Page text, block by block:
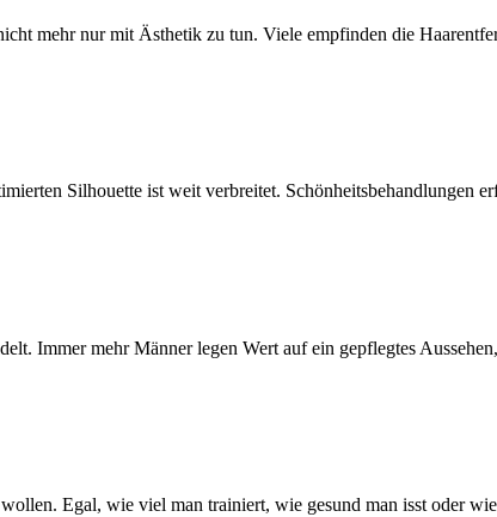
mehr nur mit Ästhetik zu tun. Viele empfinden die
Silhouette ist weit verbreitet. Schönheitsbehandlungen
Immer mehr Männer legen Wert auf ein gepflegtes
Egal, wie viel man trainiert, wie gesund man isst oder